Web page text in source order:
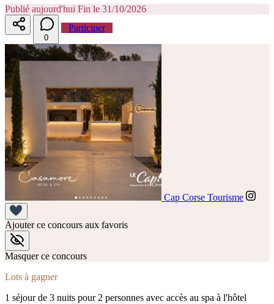
Publié aujourd'hui Fin le 31/10/2026
0
Participer
Cap Corse Tourisme
Ajouter ce concours aux favoris
Masquer ce concours
Lots à gagner
1 séjour de 3 nuits pour 2 personnes avec accès au spa à l'hôtel